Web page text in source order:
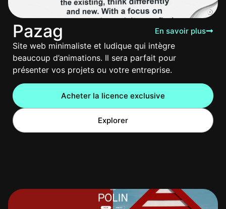
Pazag En savoir plus
Site web minimaliste et ludique qui intègre
beaucoup d’animations. Il sera parfait pour
présenter vos projets ou votre entreprise.
Acheter la licence exclusive
Explorer